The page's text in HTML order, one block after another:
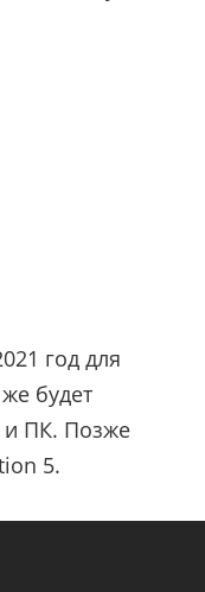
год для
будет
и ПК. Позже
5.